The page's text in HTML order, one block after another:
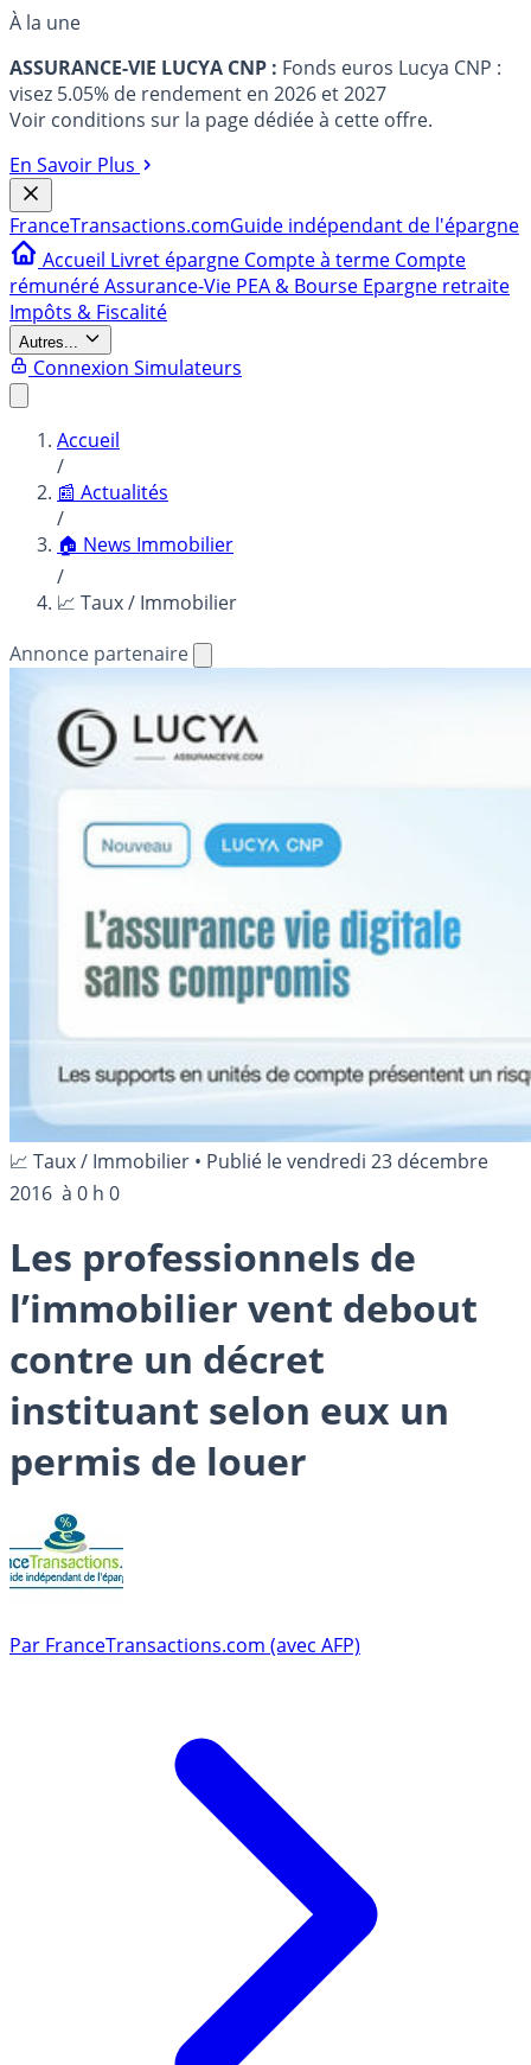
À la une
ASSURANCE-VIE LUCYA CNP : Fonds euros Lucya CNP :
visez 5.05% de rendement en 2026 et 2027
Voir conditions sur la page dédiée à cette offre.
En Savoir Plus
FranceTransactions.comGuide indépendant de l'épargne
Accueil Livret épargne Compte à terme Compte
rémunéréAssurance-Vie PEA & Bourse Epargne retraite
Impôts & Fiscalité
Autres...
Connexion Simulateurs
Accueil
/
📰 Actualités
/
🏠 News Immobilier
/
📈 Taux / Immobilier
Annonce partenaire
📈 Taux / Immobilier • Publié levendredi 23 décembre
2016 à 0 h 0
Les professionnels de
l’immobilier vent debout
contre un décret
instituant selon eux un
permis de louer
Par FranceTransactions.com (avec AFP)